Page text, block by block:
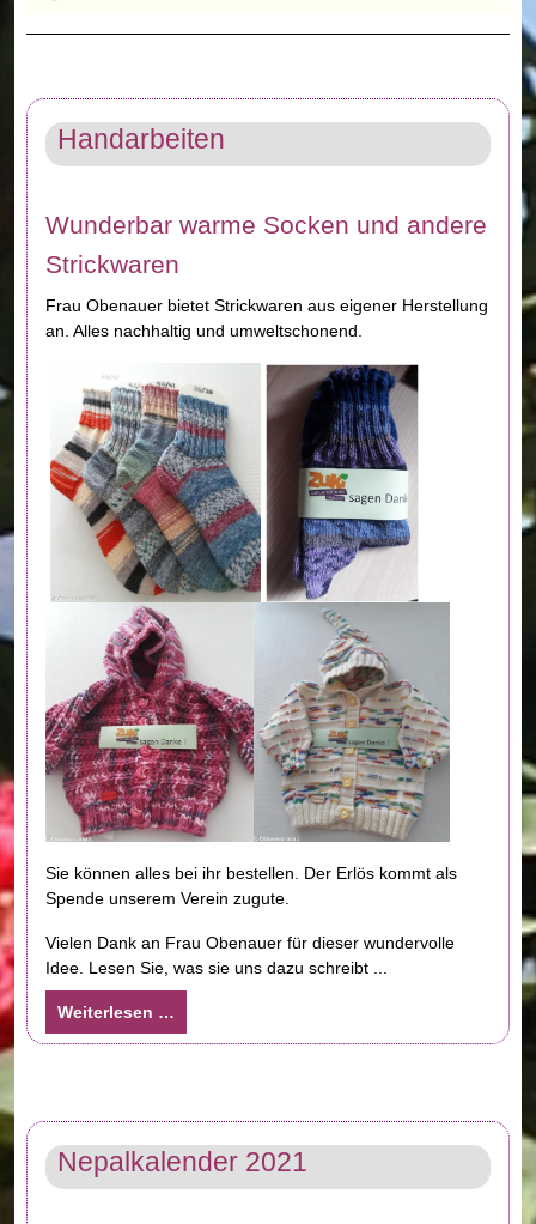
Handarbeiten
Wunderbar warme Socken und andere
Strickwaren
Frau Obenauer bietet Strickwaren aus eigener Herstellung
an. Alles nachhaltig und umweltschonend.
Sie können alles bei ihr bestellen. Der Erlös kommt als
Spende unserem Verein zugute.
Vielen Dank an Frau Obenauer für dieser wundervolle
Idee. Lesen Sie, was sie uns dazu schreibt ...
Weiterlesen …
Nepalkalender 2021